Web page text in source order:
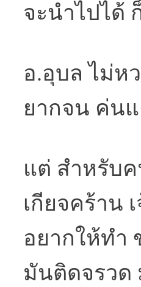
จะนำไปได้
อ.อุบล ไม่ห
ยากจน ค่น
แต่ สำหรับ
เกียจคร้าน
อยากให้ทำ
มันติดจรวด